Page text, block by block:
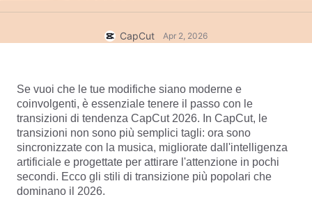
Riconoscimento vocale
Sintesi vocale
Miglioramento della voce
Riduzione del rumore
Immagine
Trend di mercato
Scelte migliori
Tendenze e consigli sui modelli
Altro
Apri CapCut
CapCut Apr 2, 2026
Se vuoi che le tue modifiche siano moderne e
coinvolgenti, è essenziale tenere il passo con le
transizioni di tendenza CapCut 2026. In CapCut, le
transizioni non sono più semplici tagli: ora sono
sincronizzate con la musica, migliorate dall'intelligenza
artificiale e progettate per attirare l'attenzione in pochi
secondi. Ecco gli stili di transizione più popolari che
dominano il 2026.